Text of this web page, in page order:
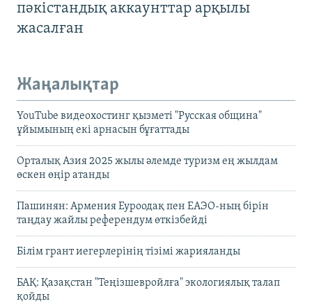
пәкістандық аккаунттар арқылы
жасалған
Жаңалықтар
YouTube видеохостинг қызметі "Русская община"
ұйымының екі арнасын бұғаттады
Орталық Азия 2025 жылы әлемде туризм ең жылдам
өскен өңір атанды
Пашинян: Армения Еуроодақ пен ЕАЭО-ның бірін
таңдау жайлы референдум өткізбейді
Білім грант иегерлерінің тізімі жарияланды
БАҚ: Қазақстан "Теңізшевройлға" экологиялық талап
қойды